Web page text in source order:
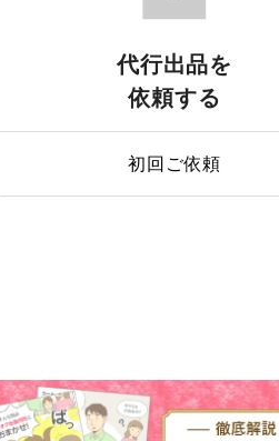
代行出品を
依頼する
初回ご依頼